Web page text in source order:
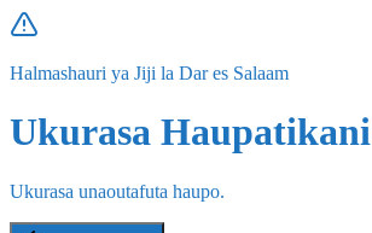
Halmashauri ya Jiji la Dar es Salaam
Ukurasa Haupatikani
Ukurasa unaoutafuta haupo.